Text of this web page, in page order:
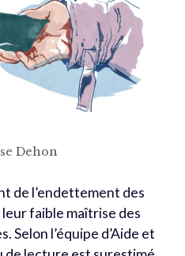
Dehon
de l’endettement des
faible maîtrise des
Selon l’équipe d’Aide et